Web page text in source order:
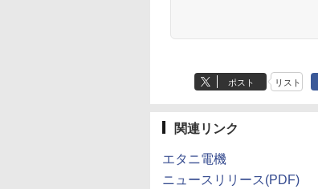
ポスト リスト
関連リンク
エタニ電機
ニュースリリース(PDF)